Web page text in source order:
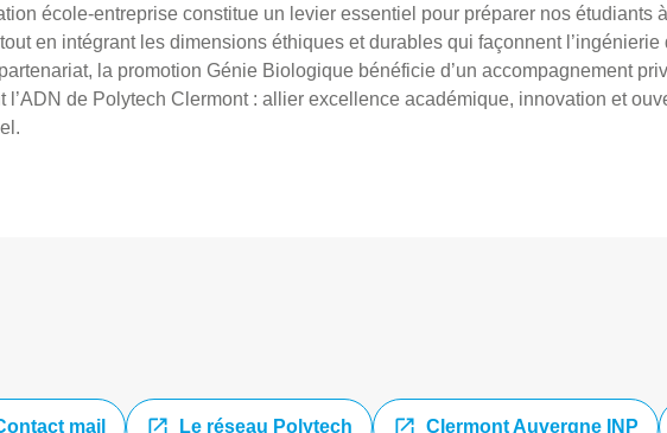
école-entreprise constitue un levier essentiel pour préparer nos étudiants
en intégrant les dimensions éthiques et durables qui façonnent l’ingénierie
la promotion Génie Biologique bénéficie d’un accompagnement
l’ADN de Polytech Clermont : allier excellence académique, innovation et
mail Le réseau Polytech Clermont Auvergne INP